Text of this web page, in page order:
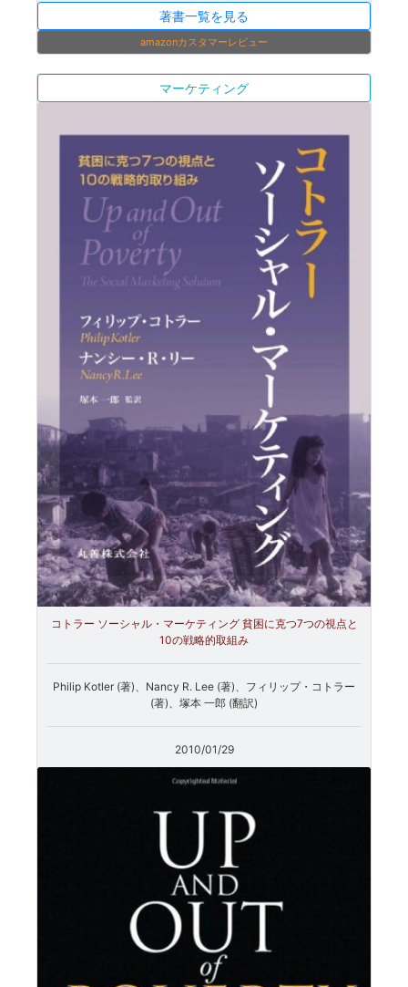
著書一覧を見る
amazonカスタマーレビュー
マーケティング
コトラー ソーシャル・マーケティング 貧困に克つ7つの視点と
10の戦略的取組み
Philip Kotler (著)、Nancy R. Lee (著)、フィリップ・コトラー
(著)、塚本 一郎 (翻訳)
2010/01/29